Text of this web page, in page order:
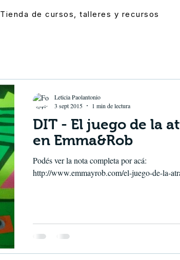
Tienda de cursos, talleres y recursos
DIT - El juego de la
en Emma&Rob
Podés ver la nota completa por acá:
http://www.emmayrob.com/el-juego-de-la-
Leticia Paolantonio
3 sept 2015
1 min de lectura